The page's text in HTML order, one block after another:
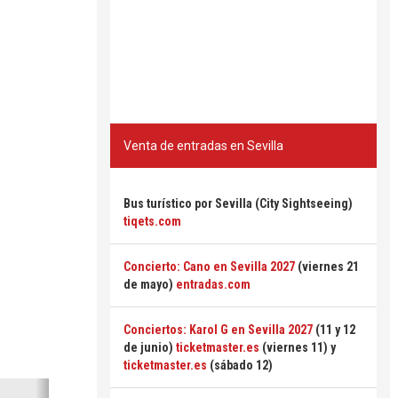
Siguiente
Venta de entradas en Sevilla
Bus turístico por Sevilla (City Sightseeing)
tiqets.com
Concierto: Cano en Sevilla 2027 (viernes 21
de mayo) entradas.com
Conciertos: Karol G en Sevilla 2027 (11 y 12
de junio) ticketmaster.es (viernes 11) y
ticketmaster.es (sábado 12)